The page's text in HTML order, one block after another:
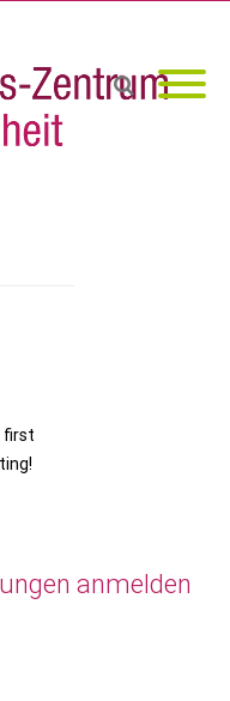
first
anmelden